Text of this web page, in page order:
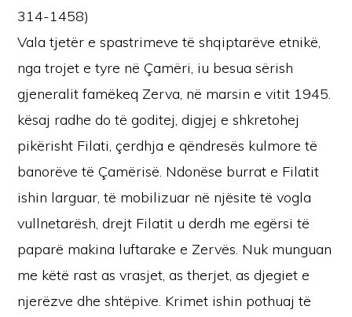
314-1458)
Vala tjetër e spastrimeve të shqiptarëve etnikë,
nga trojet e tyre në Çamëri, iu besua sërish
gjeneralit famëkeq Zerva, në marsin e vitit 1945.
kësaj radhe do të goditej, digjej e shkretohej
pikërisht Filati, çerdhja e qëndresës kulmore të
banorëve të Çamërisë. Ndonëse burrat e Filatit
ishin larguar, të mobilizuar në njësite të vogla
vullnetarësh, drejt Filatit u derdh me egërsi të
paparë makina luftarake e Zervës. Nuk munguan
me këtë rast as vrasjet, as therjet, as djegiet e
njerëzve dhe shtëpive. Krimet ishin pothuaj të